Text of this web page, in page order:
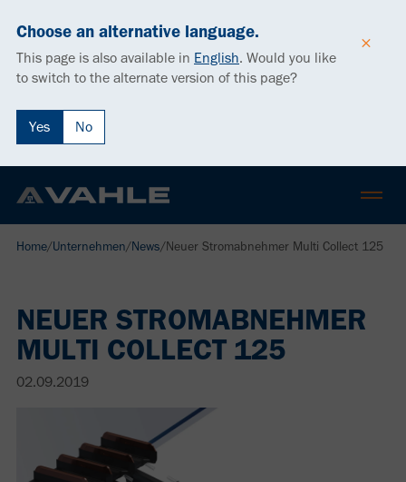
Choose an alternative language.
This page is also available in English. Would you like
to switch to the alternate version of this page?
Yes No
Home/Unternehmen/News/Neuer Stromabnehmer Multi Collect 125
NEUER STROMABNEHMER
MULTI COLLECT 125
02.09.2019